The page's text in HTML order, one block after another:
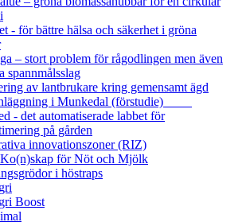
- för bättre hälsa och säkerhet i gröna
– stort problem för rågodlingen men även
spannmålsslag
av lantbrukare kring gemensamt ägd
i Munkedal (förstudie)
- det automatiserade labbet för
på gården
innovationszoner (RIZ)
Ko(n)skap för Nöt och Mjölk
i höstraps
Boost